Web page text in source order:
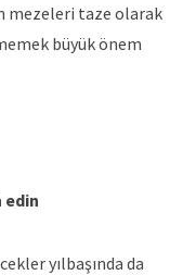
mezeleri taze olarak
büyük önem
edin
yılbaşında da